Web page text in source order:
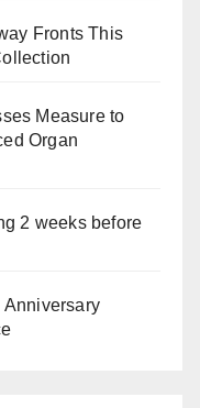
Fronts This
Measure to
Organ
2 weeks before
Anniversary